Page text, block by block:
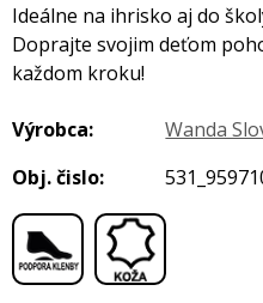
Ideálne na ihrisko aj do
Doprajte svojim deťom
každom kroku!
Výrobca:
Wanda
Obj. čislo: